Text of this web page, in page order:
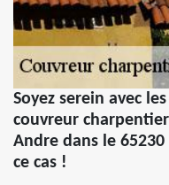
Soyez serein avec
couvreur
Andre dans le
ce cas !